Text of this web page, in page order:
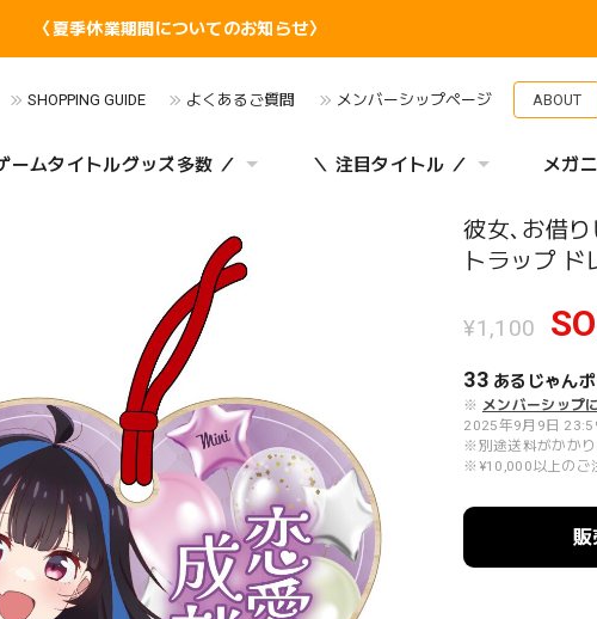
〈夏季休業期間についてのお知らせ〉
SHOPPING GUIDE よくあるご質問 メンバーシップページ ABOUT
ームタイトルグッズ多数 ／ ＼ 注目タイトル ／ メガ
彼女､お借
トラップ ド
¥1,100
33 あるじゃん
※ メンバーシップ
2025年9月9日
※別途送料がかかり
※¥10,000以上のご
販